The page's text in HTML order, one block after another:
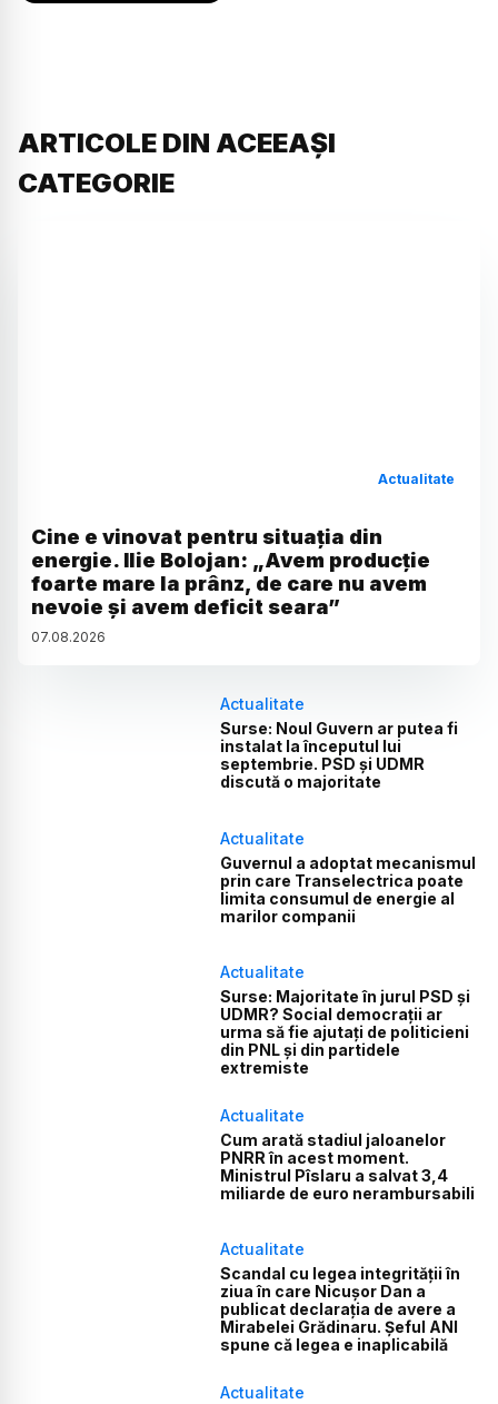
ARTICOLE DIN ACEEAȘI
CATEGORIE
Actualitate
Cine e vinovat pentru situația din
energie. Ilie Bolojan: „Avem producție
foarte mare la prânz, de care nu avem
nevoie și avem deficit seara”
07.08.2026
Actualitate
Surse: Noul Guvern ar putea fi
instalat la începutul lui
septembrie. PSD și UDMR
discută o majoritate
Actualitate
Guvernul a adoptat mecanismul
prin care Transelectrica poate
limita consumul de energie al
marilor companii
Actualitate
Surse: Majoritate în jurul PSD și
UDMR? Social democrații ar
urma să fie ajutați de politicieni
din PNL și din partidele
extremiste
Actualitate
Cum arată stadiul jaloanelor
PNRR în acest moment.
Ministrul Pîslaru a salvat 3,4
miliarde de euro nerambursabili
Actualitate
Scandal cu legea integrității în
ziua în care Nicușor Dan a
publicat declarația de avere a
Mirabelei Grădinaru. Șeful ANI
spune că legea e inaplicabilă
Actualitate